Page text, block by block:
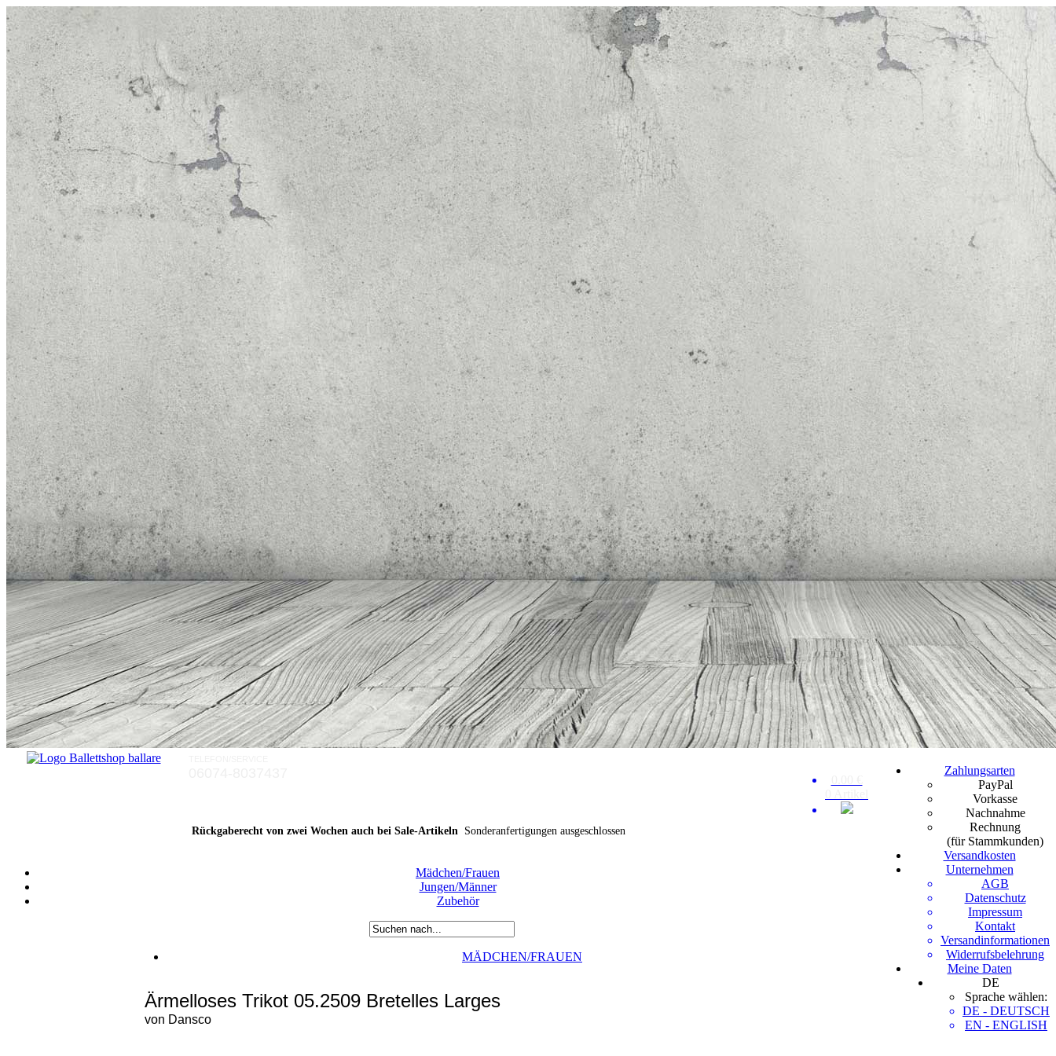
Zahlungsarten
PayPal
Vorkasse
Nachnahme
Rechnung
(für Stammkunden)
Versandkosten
Unternehmen
AGB
Datenschutz
Impressum
Kontakt
Versandinformationen
Widerrufsbelehrung
Meine Daten
DE
Sprache wählen:
DE - DEUTSCH
EN - ENGLISH
Rückgaberecht von zwei Wochen auch bei Sale-Artikeln Sonderanfertigungen ausgeschlossen
Mädchen/Frauen
Jungen/Männer
Zubehör
MÄDCHEN/FRAUEN
Ärmelloses Trikot 05.2509 Bretelles Larges
von Dansco